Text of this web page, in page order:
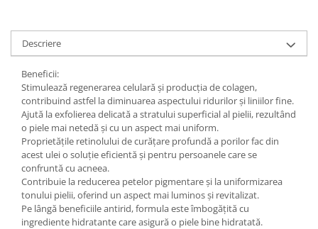
Descriere
Beneficii:
Stimulează regenerarea celulară și producția de colagen,
contribuind astfel la diminuarea aspectului ridurilor și liniilor fine.
Ajută la exfolierea delicată a stratului superficial al pielii, rezultând
o piele mai netedă și cu un aspect mai uniform.
Proprietățile retinolului de curățare profundă a porilor fac din
acest ulei o soluție eficientă și pentru persoanele care se
confruntă cu acneea.
Contribuie la reducerea petelor pigmentare și la uniformizarea
tonului pielii, oferind un aspect mai luminos și revitalizat.
Pe lângă beneficiile antirid, formula este îmbogățită cu
ingrediente hidratante care asigură o piele bine hidratată.